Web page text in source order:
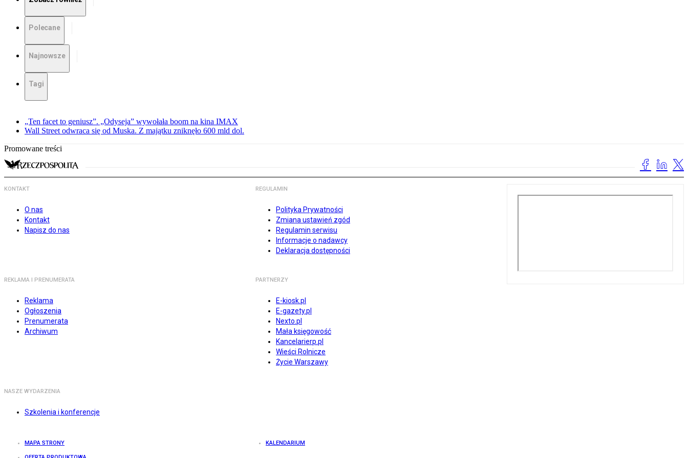
Polecane
Najnowsze
Tagi
„Ten facet to geniusz”. „Odyseja” wywołała boom na kina IMAX
Wall Street odwraca się od Muska. Z majątku zniknęło 600 mld dol.
Promowane treści
KONTAKT
O nas
Kontakt
Napisz do nas
REGULAMIN
Polityka Prywatności
Zmiana ustawień zgód
Regulamin serwisu
Informacje o nadawcy
Deklaracja dostępności
REKLAMA I PRENUMERATA
Reklama
Ogłoszenia
Prenumerata
Archiwum
PARTNERZY
E-kiosk.pl
E-gazety.pl
Nexto.pl
Mała księgowość
Kancelarierp.pl
Wieści Rolnicze
Życie Warszawy
NASZE WYDARZENIA
Szkolenia i konferencje
MAPA STRONY KALENDARIUM